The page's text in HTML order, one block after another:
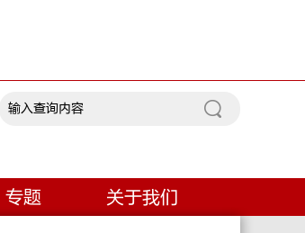
专题 关于我们